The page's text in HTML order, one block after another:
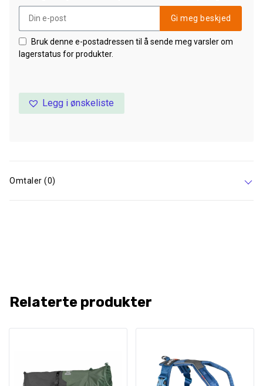
Gi meg beskjed
Bruk denne e-postadressen til å sende meg varsler om
lagerstatus for produkter.
Legg i ønskeliste
Omtaler (0)
Relaterte produkter